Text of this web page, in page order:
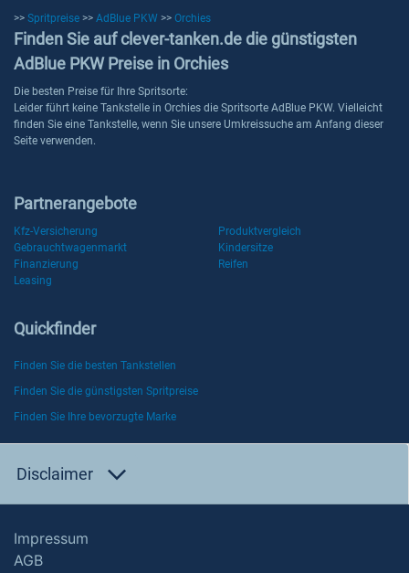
>> Spritpreise >> AdBlue PKW >> Orchies
Finden Sie auf clever-tanken.de die günstigsten
AdBlue PKW Preise in Orchies
Die besten Preise für Ihre Spritsorte:
Leider führt keine Tankstelle in Orchies die Spritsorte AdBlue PKW. Vielleicht
finden Sie eine Tankstelle, wenn Sie unsere Umkreissuche am Anfang dieser
Seite verwenden.
Partnerangebote
Kfz-Versicherung
Produktvergleich
Gebrauchtwagenmarkt
Kindersitze
Finanzierung
Reifen
Leasing
Quickfinder
Finden Sie die besten Tankstellen
Finden Sie die günstigsten Spritpreise
Finden Sie Ihre bevorzugte Marke
Disclaimer
Impressum
AGB